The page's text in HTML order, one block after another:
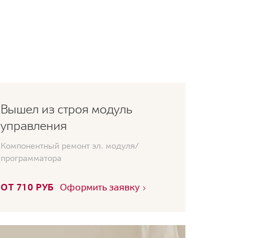
Вышел из строя модуль
управления
Компонентный ремонт эл. модуля/
программатора
ОТ 710 РУБ Оформить заявку